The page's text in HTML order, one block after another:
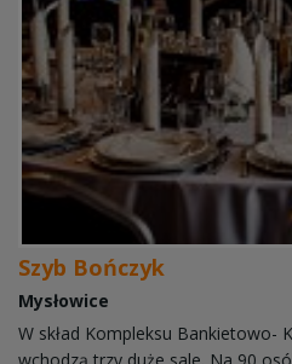
Szyb Bończyk
Mysłowice
W skład Kompleksu Bankietowo-